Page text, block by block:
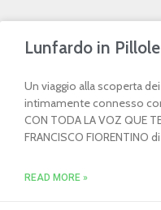
Lunfardo in
Un viaggio alla scoperta
intimamente connesso
CON TODA LA VOZ QUE
FRANCISCO FIORENTINO
READ MORE »